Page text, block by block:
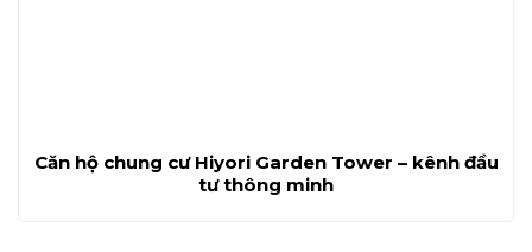
Căn hộ chung cư Hiyori Garden Tower – kênh đầu
tư thông minh